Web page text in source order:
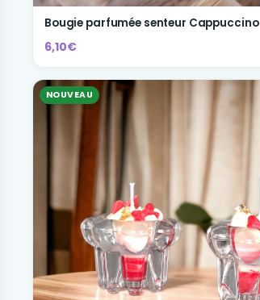
Bougie parfumée senteur Cappuccino
6,10€
NOUVEAU